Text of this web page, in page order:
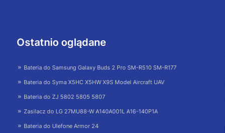
Ostatnio oglądane
Bateria do Samsung Galaxy Buds 2 Pro SM-R510 SM-R177
Bateria do Syma X5HC X5HW X9S Model Aircraft UAV
Bateria do ZJ 5802 5805 5807
Zasilacz do LG 27MU88-W A140A001L A16-140P1A
Bateria do Ulefone Armor 24